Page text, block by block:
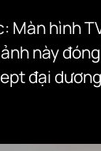
Màn hình
này
đại